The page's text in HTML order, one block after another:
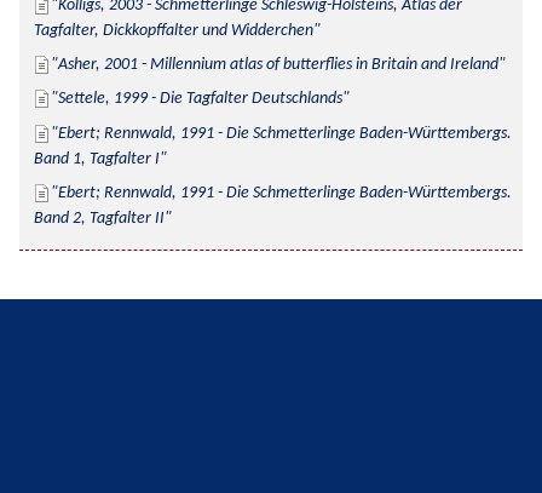
Kolligs, 2003 - Schmetterlinge Schleswig-Holsteins, Atlas der
Tagfalter, Dickkopffalter und Widderchen
Asher, 2001 - Millennium atlas of butterflies in Britain and Ireland
Settele, 1999 - Die Tagfalter Deutschlands
Ebert; Rennwald, 1991 - Die Schmetterlinge Baden-Württembergs.
Band 1, Tagfalter I
Ebert; Rennwald, 1991 - Die Schmetterlinge Baden-Württembergs.
Band 2, Tagfalter II